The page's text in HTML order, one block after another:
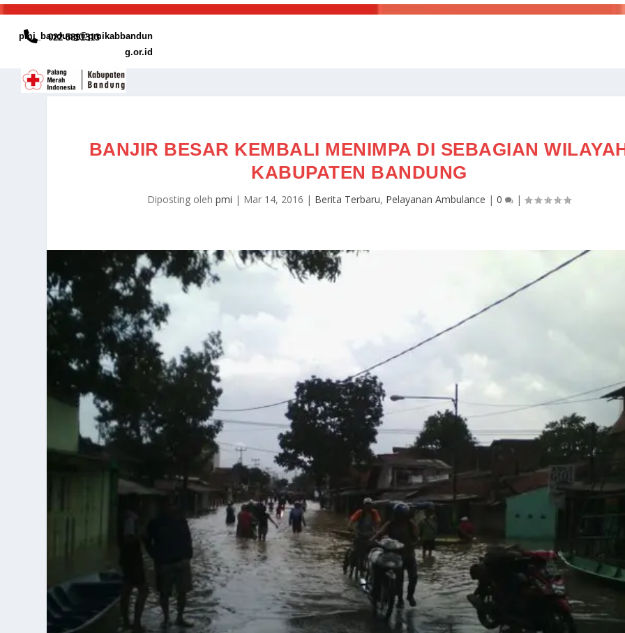
022-5891313
pmi_bandung@pmikabbandun
g.or.id
BANJIR BESAR KEMBALI MENIMPA DI SEBAGIAN
KABUPATEN BANDUNG
Diposting olehpmi | Mar 14, 2016 | Berita Terbaru, Pelayanan Ambulance |0 |